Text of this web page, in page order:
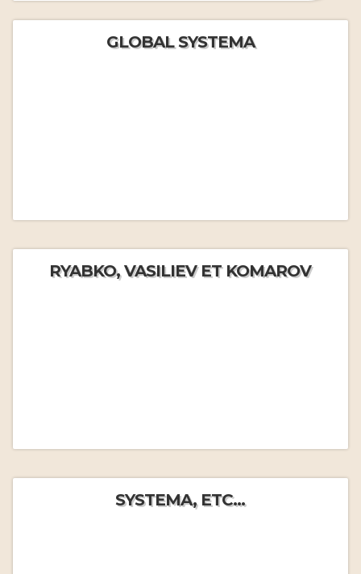
GLOBAL SYSTEMA
RYABKO, VASILIEV ET KOMAROV
SYSTEMA, ETC...